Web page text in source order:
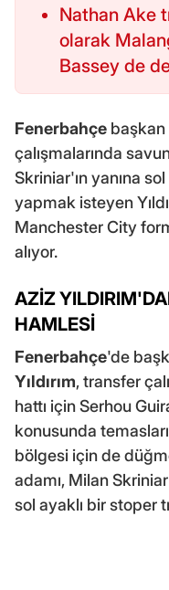
Nathan Ake
olarak
Bassey de
Fenerbahçe başkan
çalışmalarında
Skriniar'ın yanına
yapmak isteyen
Manchester City
alıyor.
AZİZ
HAMLESİ
Fenerbahçe'de
Yıldırım, transfer
hattı için Serhou
konusunda
bölgesi için de
adamı, Milan
sol ayaklı bir stoper